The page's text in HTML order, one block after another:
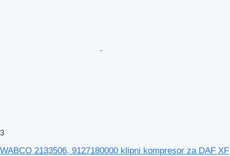
3
WABCO 2133506, 9127180000 klipni kompresor za DAF XF